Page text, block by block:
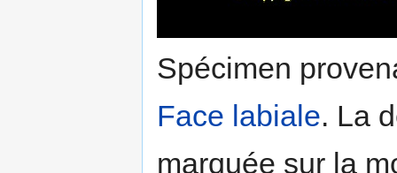
Spécimen
Face labiale. La
marquée sur la